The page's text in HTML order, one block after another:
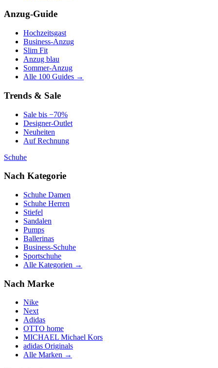
Anzug-Guide
Hochzeitsgast
Business-Anzug
Slim Fit
Anzug blau
Sommer-Anzug
Alle 100 Guides →
Trends & Sale
Sale bis −70%
Designer-Outlet
Neuheiten
Auf Rechnung
Schuhe
Nach Kategorie
Schuhe Damen
Schuhe Herren
Stiefel
Sandalen
Pumps
Ballerinas
Business-Schuhe
Sportschuhe
Alle Kategorien →
Nach Marke
Nike
Next
Adidas
OTTO home
MICHAEL Michael Kors
adidas Originals
Alle Marken →